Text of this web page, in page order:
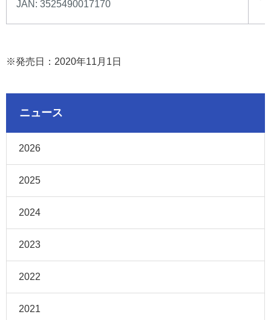
JAN: 3525490017170
※発売日：2020年11月1日
ニュース
2026
2025
2024
2023
2022
2021